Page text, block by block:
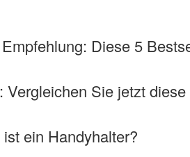
Diese 5
Vergleichen Sie jetzt
ein Handyhalter?